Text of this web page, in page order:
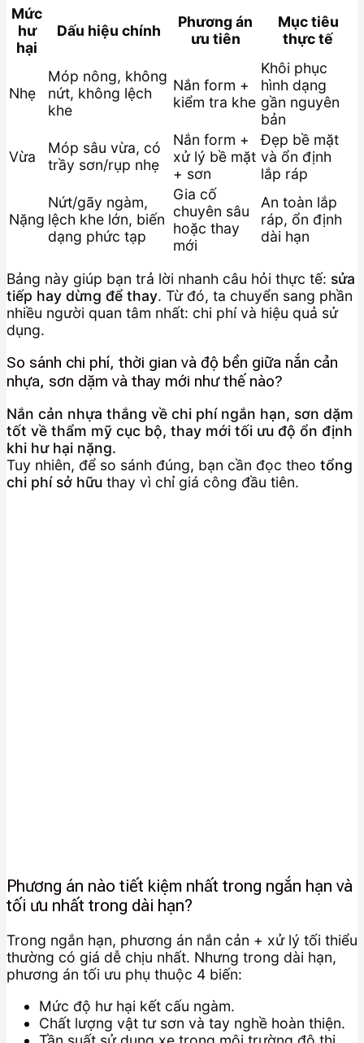
Mức
hư
hại
Dấu hiệu chính
Phương án
ưu tiên
Mục tiêu
thực tế
Nhẹ
Móp nông, không
nứt, không lệch
khe
Nắn form +
kiểm tra khe
Khôi phục
hình dạng
gần nguyên
bản
Vừa
Móp sâu vừa, có
trầy sơn/rụp nhẹ
Nắn form +
xử lý bề mặt
+ sơn
Đẹp bề mặt
và ổn định
lắp ráp
Nặng
Nứt/gãy ngàm,
lệch khe lớn, biến
dạng phức tạp
Gia cố
chuyên sâu
hoặc thay
mới
An toàn lắp
ráp, ổn định
dài hạn
Bảng này giúp bạn trả lời nhanh câu hỏi thực tế: sửa
tiếp hay dừng để thay. Từ đó, ta chuyển sang phần
nhiều người quan tâm nhất: chi phí và hiệu quả sử
dụng.
So sánh chi phí, thời gian và độ bền giữa nắn cản
nhựa, sơn dặm và thay mới như thế nào?
Nắn cản nhựa thắng về chi phí ngắn hạn, sơn dặm
tốt về thẩm mỹ cục bộ, thay mới tối ưu độ ổn định
khi hư hại nặng.
Tuy nhiên, để so sánh đúng, bạn cần đọc theo tổng
chi phí sở hữu thay vì chỉ giá công đầu tiên.
Phương án nào tiết kiệm nhất trong ngắn hạn và
tối ưu nhất trong dài hạn?
Trong ngắn hạn, phương án nắn cản + xử lý tối thiểu
thường có giá dễ chịu nhất. Nhưng trong dài hạn,
phương án tối ưu phụ thuộc 4 biến:
Mức độ hư hại kết cấu ngàm.
Chất lượng vật tư sơn và tay nghề hoàn thiện.